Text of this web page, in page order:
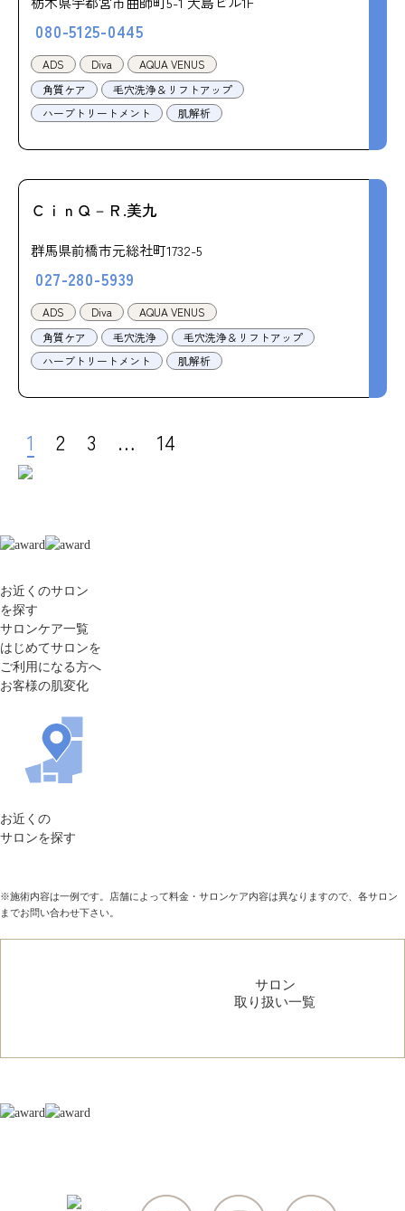
080-5125-0445
ADS Diva
AQUA VENUS
角質ケア
毛穴洗浄＆リフトアップ
ハーブトリートメント
肌解析
ＣｉｎＱ－Ｒ.美九
群馬県前橋市元総社町1732-5
027-280-5939
ADS Diva
AQUA VENUS
角質ケア
毛穴洗浄
毛穴洗浄＆リフトアップ
ハーブトリートメント
肌解析
1 2 3 … 14
お近くのサロン
を探す
サロンケア一覧
はじめてサロンを
ご利用になる方へ
お客様の肌変化
お近くの
サロンを探す
※施術内容は一例です。店舗によって料金・サロンケア内容は異なりますので、各サロン
までお問い合わせ下さい。
サロン
取り扱い一覧